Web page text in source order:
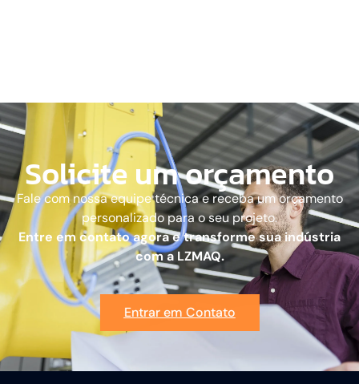
Solicite um orçamento
Fale com nossa equipe técnica e receba um orçamento
personalizado para o seu projeto.
Entre em contato agora e transforme sua indústria
com a LZMAQ.
Entrar em Contato